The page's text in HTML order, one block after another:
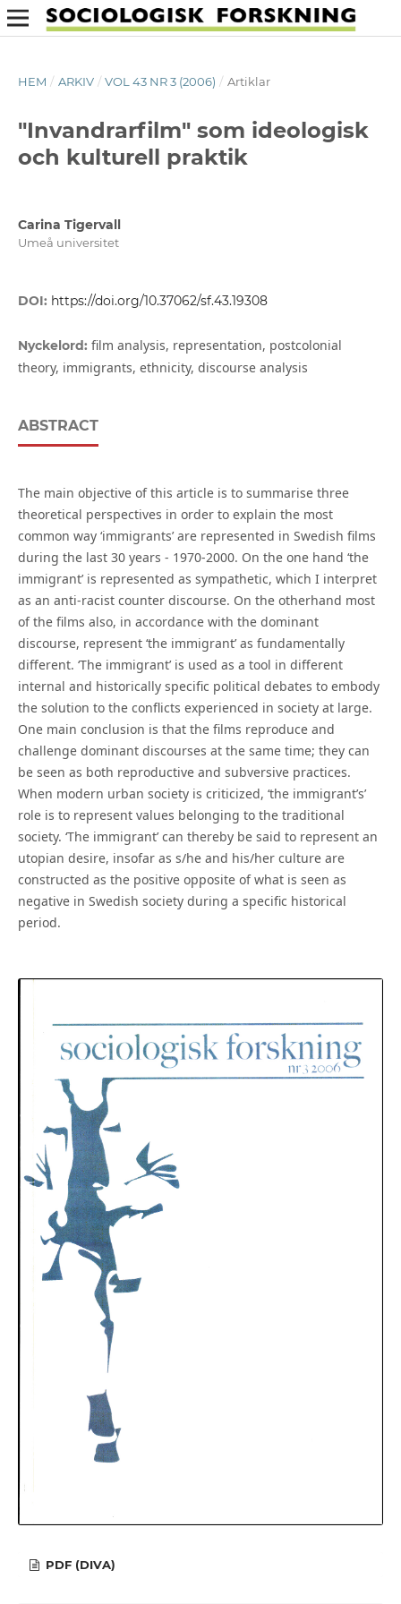
HEM / ARKIV / VOL 43 NR 3 (2006) / Artiklar
"Invandrarfilm" som ideologisk
och kulturell praktik
Carina Tigervall
Umeå universitet
DOI: https://doi.org/10.37062/sf.43.19308
Nyckelord: film analysis, representation, postcolonial
theory, immigrants, ethnicity, discourse analysis
ABSTRACT
The main objective of this article is to summarise three
theoretical perspectives in order to explain the most
common way ‘immigrants’ are represented in Swedish films
during the last 30 years - 1970-2000. On the one hand ‘the
immigrant’ is represented as sympathetic, which I interpret
as an anti-racist counter discourse. On the otherhand most
of the films also, in accordance with the dominant
discourse, represent ‘the immigrant’ as fundamentally
different. ‘The immigrant’ is used as a tool in different
internal and historically specific political debates to embody
the solution to the conflicts experienced in society at large.
One main conclusion is that the films reproduce and
challenge dominant discourses at the same time; they can
be seen as both reproductive and subversive practices.
When modern urban society is criticized, ‘the immigrant’s’
role is to represent values belonging to the traditional
society. ‘The immigrant’ can thereby be said to represent an
utopian desire, insofar as s/he and his/her culture are
constructed as the positive opposite of what is seen as
negative in Swedish society during a specific historical
period.
PDF (DIVA)